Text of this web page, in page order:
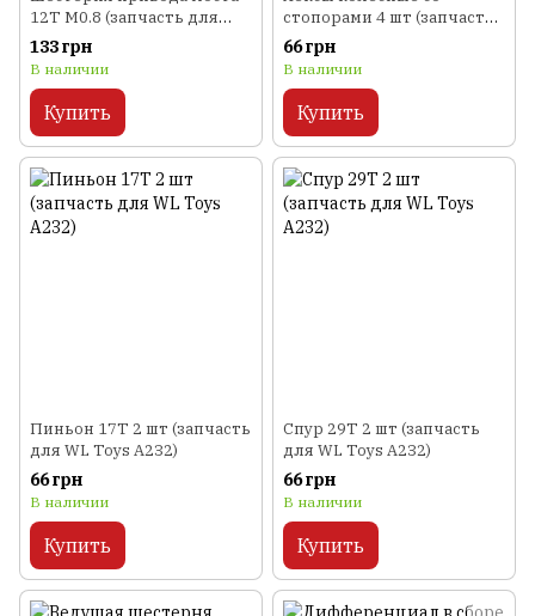
12T M0.8 (запчасть для
краулера WL Toys 24438)
133 грн
В наличии
Купить
стопорами 4 шт (запчасть
для краулера WL Toys
24438)
66 грн
В наличии
Купить
Пиньон 17T 2 шт (запчасть
для WL Toys A232)
66 грн
В наличии
Купить
Спур 29T 2 шт (запчасть
для WL Toys A232)
66 грн
В наличии
Купить